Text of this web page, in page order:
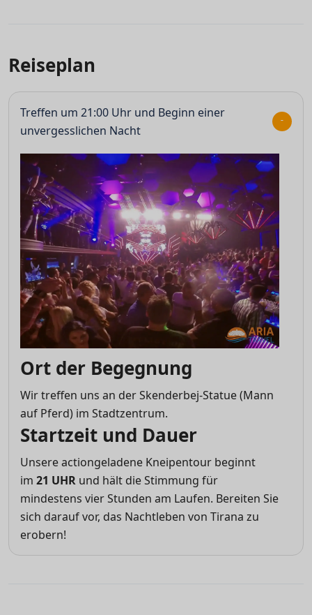
Reiseplan
Treffen um 21:00 Uhr und Beginn einer
unvergesslichen Nacht
Ort der Begegnung
Wir treffen uns an der Skenderbej-Statue (Mann
auf Pferd) im Stadtzentrum.
Startzeit und Dauer
Unsere actiongeladene Kneipentour beginnt
im 21 UHR und hält die Stimmung für
mindestens vier Stunden am Laufen. Bereiten Sie
sich darauf vor, das Nachtleben von Tirana zu
erobern!